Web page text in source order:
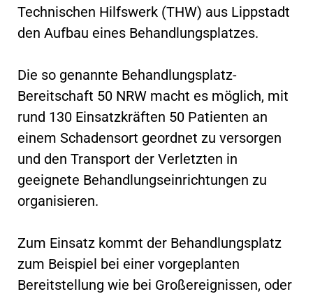
Technischen Hilfswerk (THW) aus Lippstadt
den Aufbau eines Behandlungsplatzes.
Die so genannte Behandlungsplatz-
Bereitschaft 50 NRW macht es möglich, mit
rund 130 Einsatzkräften 50 Patienten an
einem Schadensort geordnet zu versorgen
und den Transport der Verletzten in
geeignete Behandlungseinrichtungen zu
organisieren.
Zum Einsatz kommt der Behandlungsplatz
zum Beispiel bei einer vorgeplanten
Bereitstellung wie bei Großereignissen, oder